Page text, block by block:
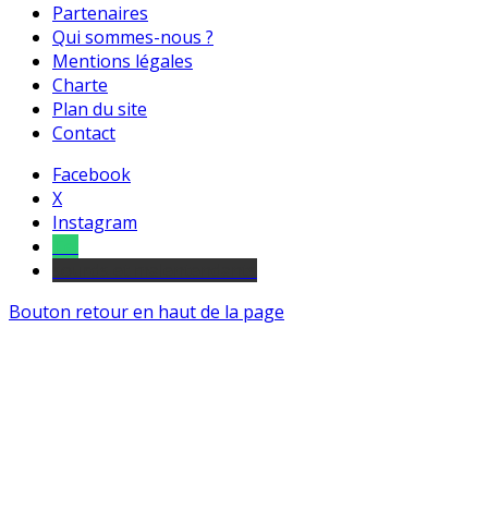
Partenaires
Qui sommes-nous ?
Mentions légales
Charte
Plan du site
Contact
Facebook
X
Instagram
Bouton retour en haut de la page